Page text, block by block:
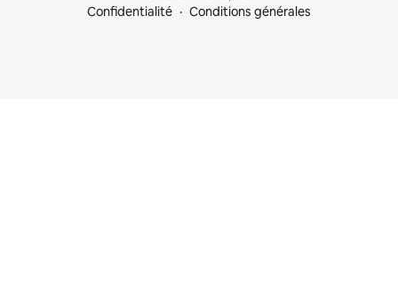
Confidentialité
Conditions générales